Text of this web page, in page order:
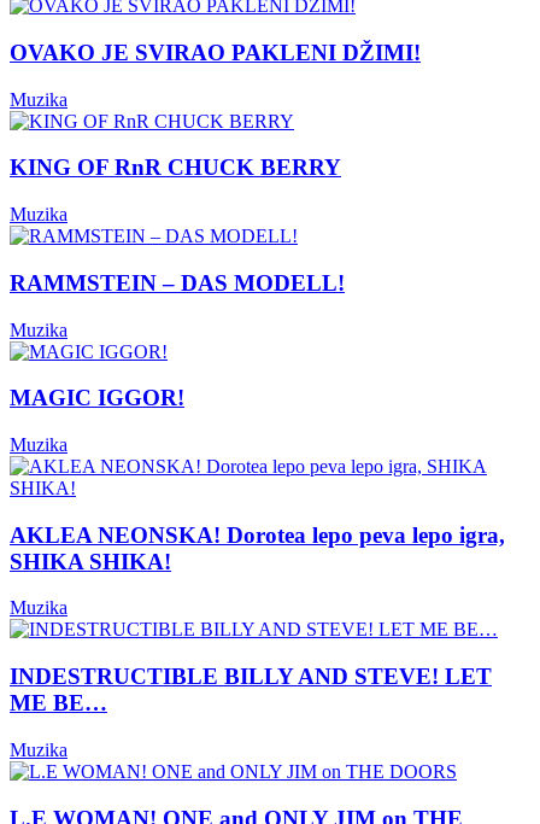
OVAKO JE SVIRAO PAKLENI DŽIMI!
Muzika
KING OF RnR CHUCK BERRY
Muzika
RAMMSTEIN – DAS MODELL!
Muzika
MAGIC IGGOR!
Muzika
AKLEA NEONSKA! Dorotea lepo peva lepo igra,
SHIKA SHIKA!
Muzika
INDESTRUCTIBLE BILLY AND STEVE! LET
ME BE…
Muzika
L.E WOMAN! ONE and ONLY JIM on THE